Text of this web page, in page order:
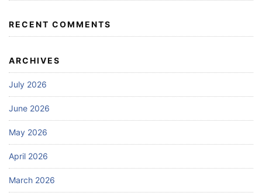
RECENT COMMENTS
ARCHIVES
July 2026
June 2026
May 2026
April 2026
March 2026